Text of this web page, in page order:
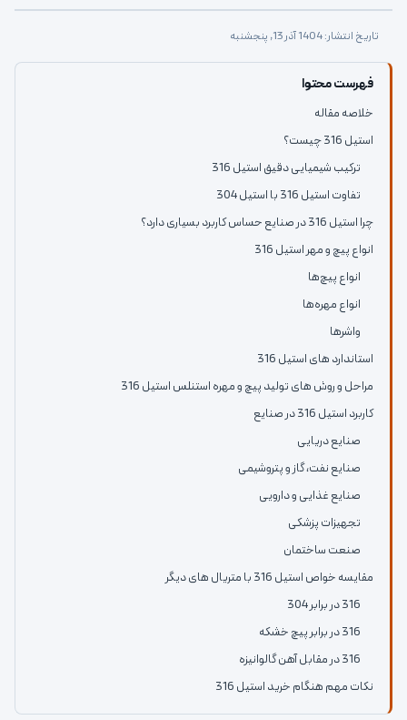
تاریخ انتشار: 1404 آذر 13, پنجشنبه
فهرست محتوا
خلاصه مقاله
استیل 316 چیست؟
ترکیب شیمیایی دقیق استیل 316
تفاوت استیل 316 با استیل 304
چرا استیل 316 در صنایع حساس کاربرد بسیاری دارد؟
انواع پیچ و مهر استیل 316
انواع پیچ‌ها
انواع مهره‌ها
واشرها
استاندارد های استیل 316
مراحل و روش های تولید پیچ و مهره استنلس استیل 316
کاربرد استیل 316 در صنایع
صنایع دریایی
صنایع نفت، گاز و پتروشیمی
صنایع غذایی و دارویی
تجهیزات پزشکی
صنعت ساختمان
مقایسه خواص استیل 316 با متریال های دیگر
316 در برابر 304
316 در برابر پیچ خشکه
316 در مقابل آهن گالوانیزه
نکات مهم هنگام خرید استیل 316